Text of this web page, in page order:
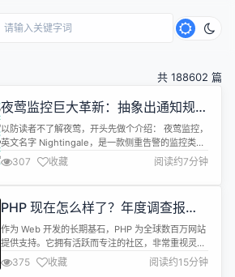
共 188602 篇
夜莺监控巨大革新：抽象出通知规
则，增强告警通知的灵活性
以防读者不了解夜莺，开头先做个介绍： 夜莺监控，
英文名字 Nightingale，是一款侧重告警的监控类开
源项目。类似 Grafana 的数据源集成方式，夜莺也是
对接多种既有的数据源，不过 Grafana 侧重在可视
化，夜莺是侧重在告警引擎。比如把 Prometheus、
夜莺，即可在...
307 收藏 阅读约7分钟
PHP 现在怎么样了？年度调查报告
揭晓全球 PHPer 最新生存指南与前
沿趋势
作为 Web 开发的长期基石，PHP 为全球数百万网站
提供支持。它拥有活跃而专注的社区，非常重视灵活
性和易用性。但是 PHP 开发的现状如何呢？ 为了更
深入地了解塑造生态系统的洞察和趋势，我们向内部
375 收藏 阅读约15分钟